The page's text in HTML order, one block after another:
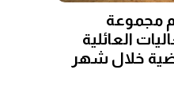
مجموعة
العائلية
خلال شهر